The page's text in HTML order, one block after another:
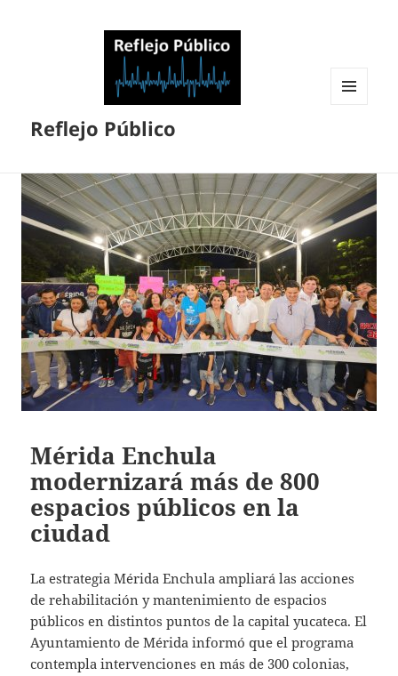
Reflejo Público
Mérida Enchula
modernizará más de 800
espacios públicos en la
ciudad
La estrategia Mérida Enchula ampliará las acciones
de rehabilitación y mantenimiento de espacios
públicos en distintos puntos de la capital yucateca. El
Ayuntamiento de Mérida informó que el programa
contempla intervenciones en más de 300 colonias,